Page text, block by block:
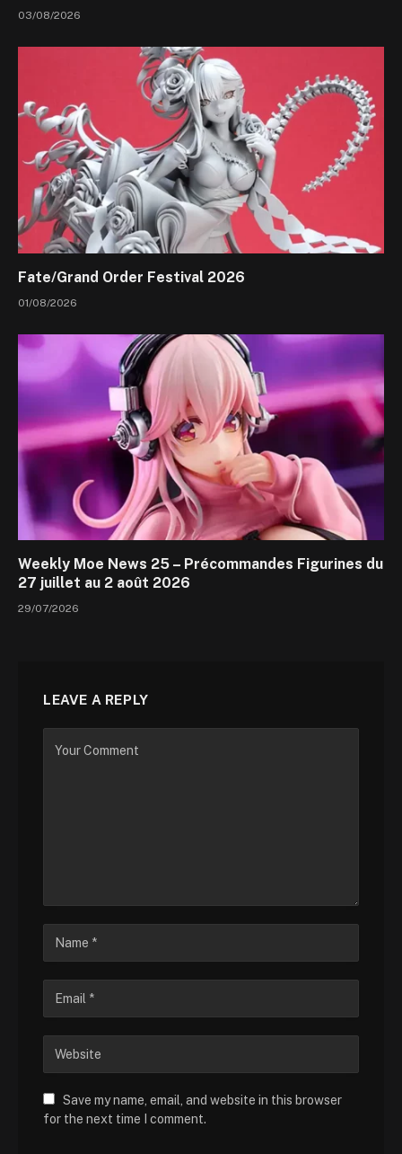
03/08/2026
Fate/Grand Order Festival 2026
01/08/2026
Weekly Moe News 25 – Précommandes Figurines du
27 juillet au 2 août 2026
29/07/2026
LEAVE A REPLY
Save my name, email, and website in this browser
for the next time I comment.